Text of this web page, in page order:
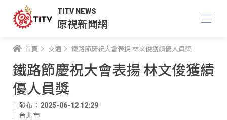
TITV NEWS
原視新聞網
首頁 交通 鐵路節慶祝大會表揚 林文俊獲績優人員獎
鐵路節慶祝大會表揚 林文俊獲績
優人員獎
發布：2025-06-12 12:29
台北市